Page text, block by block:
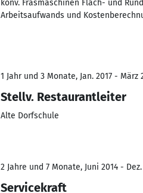
konv. Fräsmaschinen Flach- und
Arbeitsaufwands und
1 Jahr und 3 Monate, Jan. 2017 - März
Stellv. Restaurantleiter
Alte Dorfschule
2 Jahre und 7 Monate, Juni 2014 - Dez.
Servicekraft